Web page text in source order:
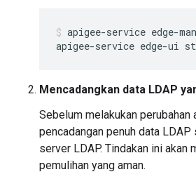
apigee-service edge-
apigee-service edge-ui
Mencadangkan data LDAP
Sebelum melakukan perubahan
pencadangan penuh data
server LDAP. Tindakan ini akan
pemulihan yang aman.